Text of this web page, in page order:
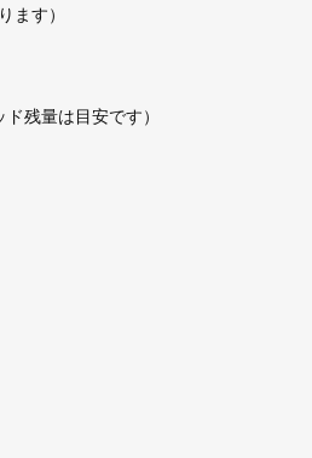
ます）
残量は目安です）